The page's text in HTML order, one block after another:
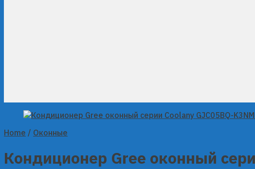
Home / Оконные
Кондиционер Gree оконный